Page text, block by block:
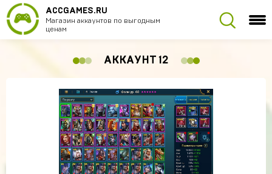
ACCGAMES.RU
Магазин аккаунтов по выгодным
ценам
АККАУНТ 12